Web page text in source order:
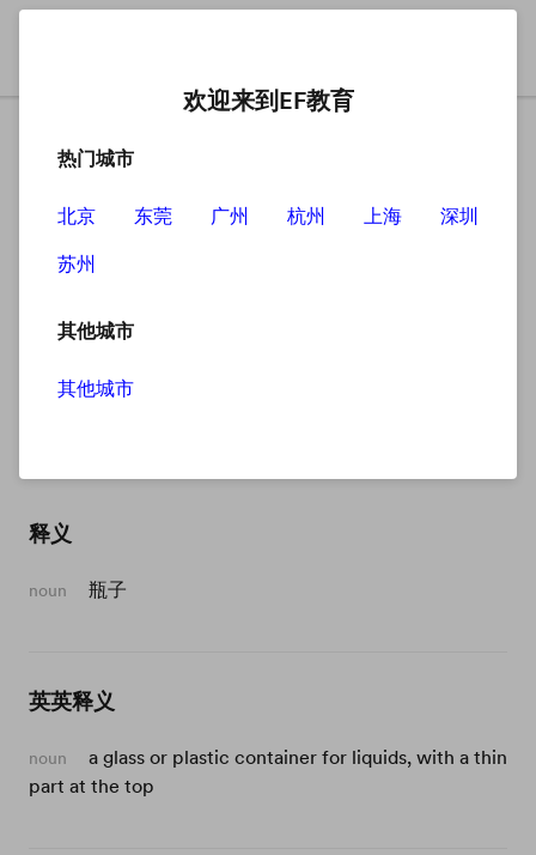
bottle
释义
noun 瓶子
英英释义
noun
a glass or plastic container for liquids, with a thin
part at the top
欢迎来到EF教育
热门城市
北京 东莞 广州 杭州 上海
深圳
苏州
其他城市
其他城市